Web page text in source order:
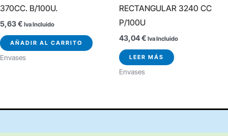
370CC. B/100U.
5,63€ Iva Incluido
AÑADIR AL CARRITO
Envases
RECTANGULAR 3240 CC
P/100U
43,04€ Iva Incluido
LEER MÁS
Envases